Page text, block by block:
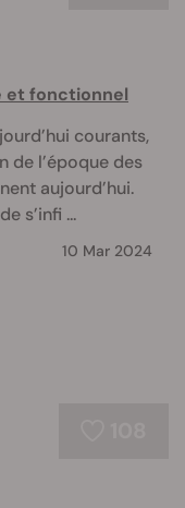
et fonctionnel
courants,
de l’époque des
aujourd’hui.
s’infi ...
10 Mar 2024